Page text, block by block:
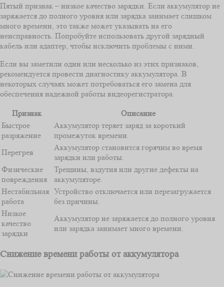
Пятый признак – низкое качество зарядки. Если аккумулятор не
заряжается до полного уровня или зарядка занимает слишком
много времени, это также может указывать на его
неисправность. Попробуйте использовать другой зарядный
кабель или адаптер, чтобы исключить проблемы с ними.
Если вы заметили один или несколько из этих признаков,
рекомендуется провести диагностику аккумулятора. В
некоторых случаях может потребоваться его замена для
обеспечения надежной работы видеорегистратора.
Признак
Описание
Быстрое
разряжение
Аккумулятор теряет заряд за короткий
промежуток времени.
Перегрев
Аккумулятор становится горячим во время
зарядки или работы.
Физические
повреждения
Трещины, вздутия или другие дефекты на
аккумуляторе.
Нестабильная
работа
Устройство отключается или перезагружается
без причины.
Низкое
качество
зарядки
Аккумулятор не заряжается до полного уровня
или зарядка занимает много времени.
Снижение времени работы от аккумулятора